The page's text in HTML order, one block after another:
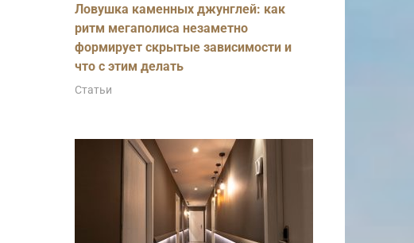
Ловушка каменных джунглей: как
ритм мегаполиса незаметно
формирует скрытые зависимости и
что с этим делать
Статьи